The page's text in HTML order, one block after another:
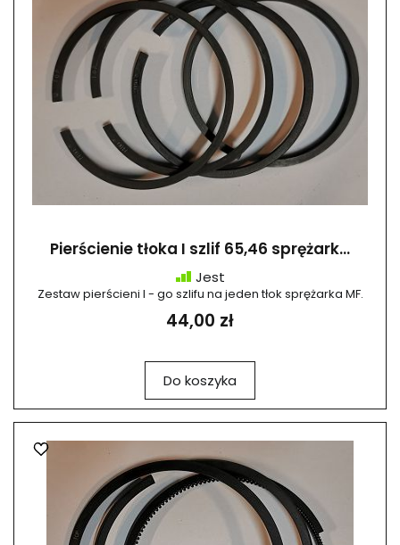
Pierścienie tłoka I szlif 65,46 sprężark...
Jest
Zestaw pierścieni I - go szlifu na jeden tłok sprężarka MF.
44,00 zł
Do koszyka